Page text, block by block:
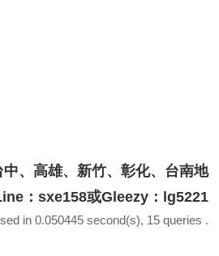
、高雄、新竹、彰化、台南地
：sxe158或Gleezy：lg5221
in 0.050445 second(s), 15 queries .